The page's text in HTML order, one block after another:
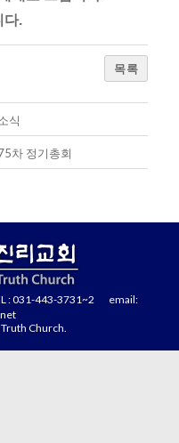
다.
목록
식
차 정기총회
: 031-443-3731~2 email:
Church.